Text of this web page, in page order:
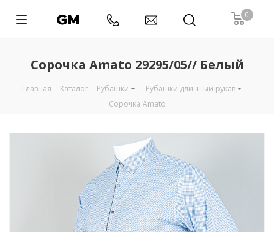
0
Сорочка Amato 29295/05// Белый
Главная - Каталог - Рубашки - Рубашки длинный рукав
-
Сорочка Amato